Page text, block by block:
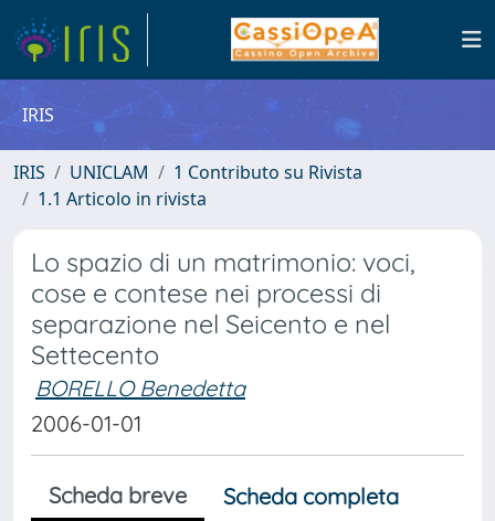
IRIS
IRIS UNICLAM
1 Contributo su Rivista
1.1 Articolo in rivista
Lo spazio di un matrimonio: voci,
cose e contese nei processi di
separazione nel Seicento e nel
Settecento
BORELLO Benedetta
2006-01-01
Scheda breve
Scheda completa